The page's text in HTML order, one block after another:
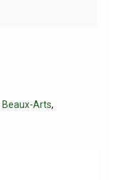
Beaux-Arts,